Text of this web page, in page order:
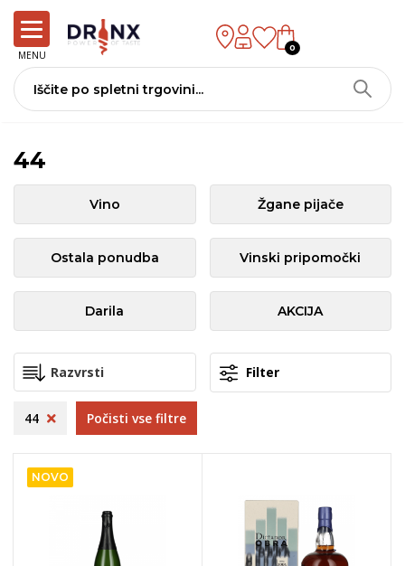
MENU
0
44
Vino Žgane pijače
Ostala ponudba Vinski pripomočki
Darila AKCIJA
Filter
44 Počisti vse filtre
NOVO